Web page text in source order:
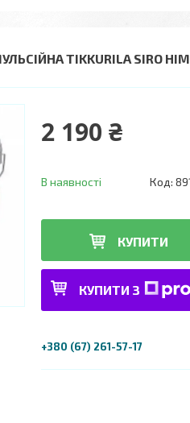
TIKKURILA SIRO
2 190 ₴
В наявності Код:
КУПИТИ
КУПИТИ З
+380 (67) 261-57-17